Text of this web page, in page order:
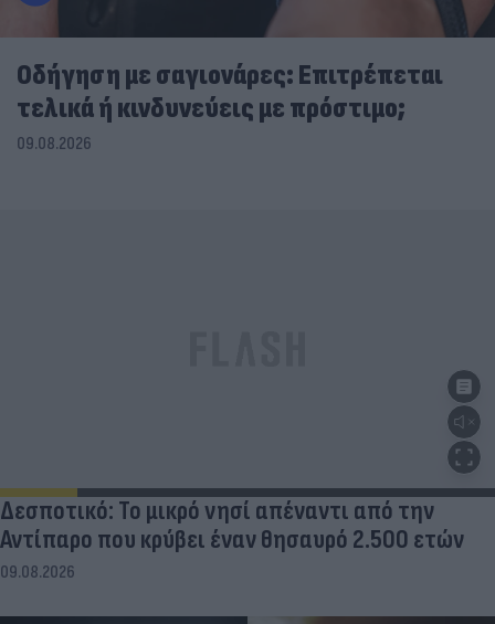
Οδήγηση με σαγιονάρες: Επιτρέπεται
τελικά ή κινδυνεύεις με πρόστιμο;
09.08.2026
Δεσποτικό: Το μικρό νησί απέναντι από την
Αντίπαρο που κρύβει έναν θησαυρό 2.500 ετών
09.08.2026